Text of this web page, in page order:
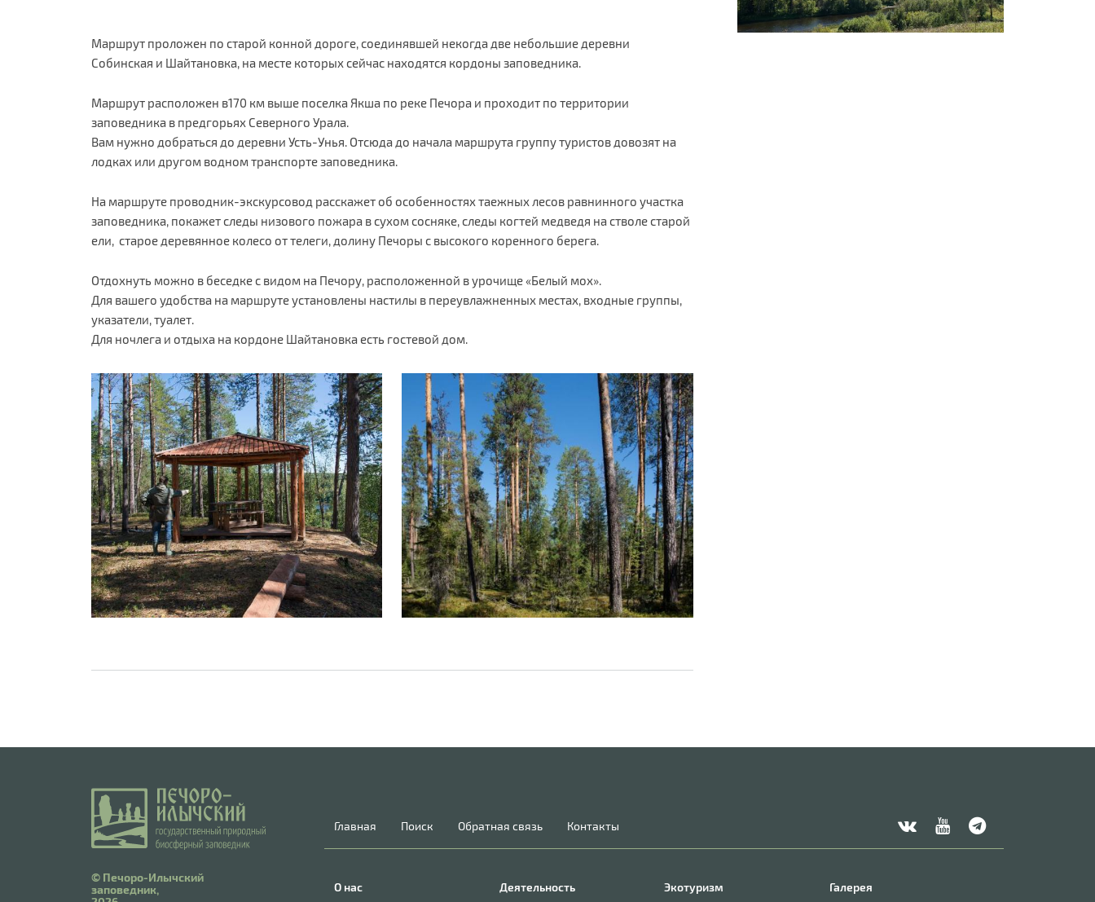
Маршрут проложен по старой конной дороге, соединявшей некогда две небольшие деревни
Собинская и Шайтановка, на месте которых сейчас находятся кордоны заповедника.​
Маршрут расположен в170 км выше поселка Якша по реке Печора и проходит по территории
заповедника в предгорьях Северного Урала.
Вам нужно добраться до деревни Усть-Унья. Отсюда до начала маршрута группу туристов довозят на
лодках или другом водном транспорте заповедника.
На маршруте проводник-экскурсовод расскажет об особенностях таежных лесов равнинного участка
заповедника, покажет следы низового пожара в сухом сосняке, следы когтей медведя на стволе старой
ели, старое деревянное колесо от телеги, долину Печоры с высокого коренного берега.
Отдохнуть можно в беседке с видом на Печору, расположенной в урочище «Белый мох».
Для вашего удобства на маршруте установлены настилы в переувлажненных местах, входные группы,
указатели, туалет.
Для ночлега и отдыха на кордоне Шайтановка есть гостевой дом.
© Печоро-Илычский
заповедник,
Главная Поиск Обратная связь Контакты
О нас
Деятельность
Экотуризм
Галерея